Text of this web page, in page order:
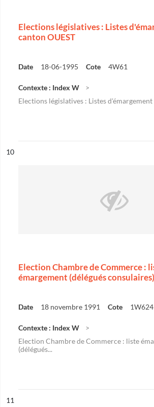
Elections législatives : Listes
canton OUEST
Date 18-06-1995 Cote 4W61
Contexte : Index W
Elections législatives : Listes d'émargement
n°
10
Election Chambre de Commerce :
émargement (délégués consulaires)
Date 18 novembre 1991 Cote 1W624
Contexte : Index W
Election Chambre de Commerce : liste
(délégués...
n°
11